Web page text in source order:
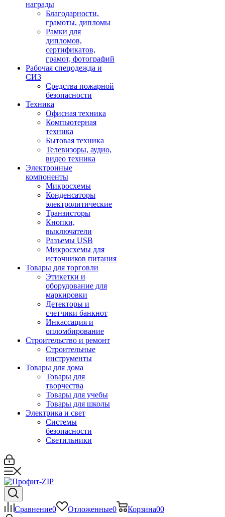
награды
Благодарности,
грамоты, дипломы
Рамки для
дипломов,
сертификатов,
грамот, фотографий
Рабочая спецодежда и
СИЗ
Средства пожарной
безопасности
Техника
Офисная техника
Компьютерная
техника
Бытовая техника
Телевизоры, аудио,
видео техника
Электронные
компоненты
Микросхемы
Конденсаторы
электролитические
Транзисторы
Кнопки,
выключатели
Разъемы USB
Микросхемы для
источников питания
Товары для торговли
Этикетки и
оборудование для
маркировки
Детекторы и
счетчики банкнот
Инкассация и
опломбирование
Строительство и ремонт
Строительные
инструменты
Товары для дома
Товары для
творчества
Товары для учебы
Товары для школы
Электрика и свет
Системы
безопасности
Светильники
Сравнение0 Отложенные0 Корзина00